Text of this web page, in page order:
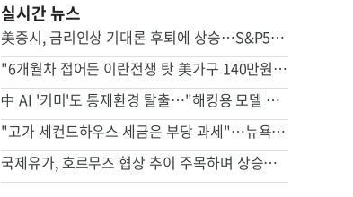
실시간 뉴스
美증시, 금리인상 기대론 후퇴에 상승…S&P500 사상최고치 마감
"6개월차 접어든 이란전쟁 탓 美가구 140만원 추가 부담"
中 AI '키미'도 통제환경 탈출…"해킹용 모델 될수도" 우려
"고가 세컨드하우스 세금은 부당 과세"…뉴욕시 상대 소송
국제유가, 호르무즈 협상 추이 주목하며 상승…브렌트 1%↑